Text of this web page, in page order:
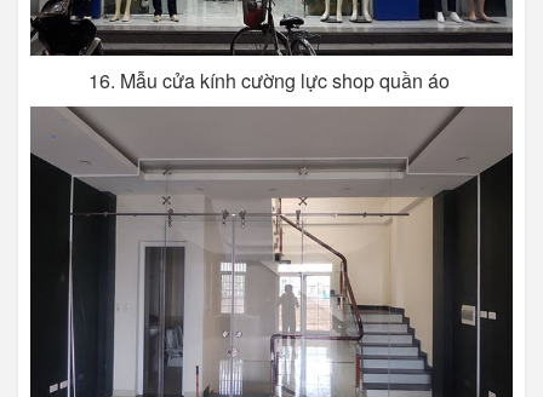
16. Mẫu cửa kính cường lực shop quần áo